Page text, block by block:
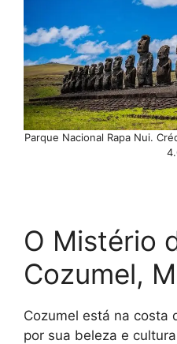
Parque Nacional Rapa Nui.
O Mistério
Cozumel,
Cozumel está na costa
por sua beleza e